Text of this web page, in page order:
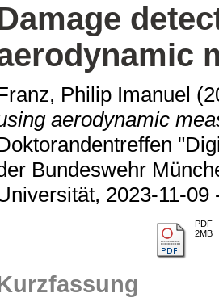
Philip Imanuel
aerodynamic
Bundeswehr
2023-11-
PDF-
2MB